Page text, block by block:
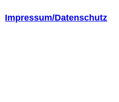
Impressum/Datenschutz